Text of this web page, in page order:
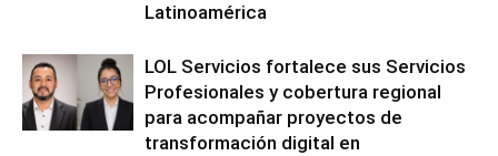
Latinoamérica
LOL Servicios fortalece sus Servicios
Profesionales y cobertura regional
para acompañar proyectos de
transformación digital en